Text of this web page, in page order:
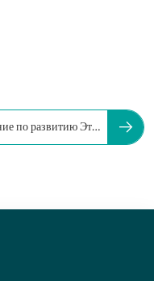
по развитию Эт-